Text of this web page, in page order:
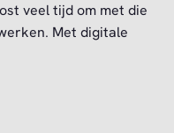
veel tijd om met die
Met digitale